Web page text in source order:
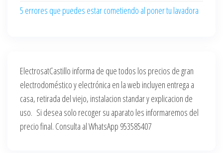
5 errores que puedes estar cometiendo al poner tu lavadora
ElectrosatCastillo informa de que todos los precios de gran
electrodoméstico y electrónica en la web incluyen entrega a
casa, retirada del viejo, instalacion standar y explicacion de
uso. Si desea solo recoger su aparato les informaremos del
precio final. Consulta al WhatsApp 953585407